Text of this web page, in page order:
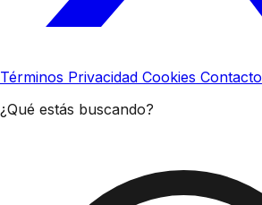
Términos Privacidad Cookies Contacto
¿Qué estás buscando?